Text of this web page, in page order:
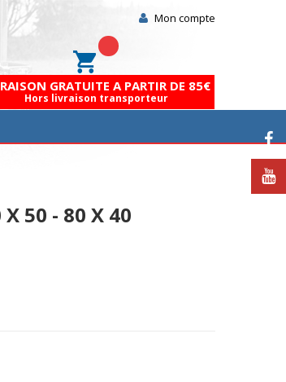
Mon compte
Mon panier
GRATUITE A PARTIR DE 85€
Hors livraison transporteur
50 - 80 X 40